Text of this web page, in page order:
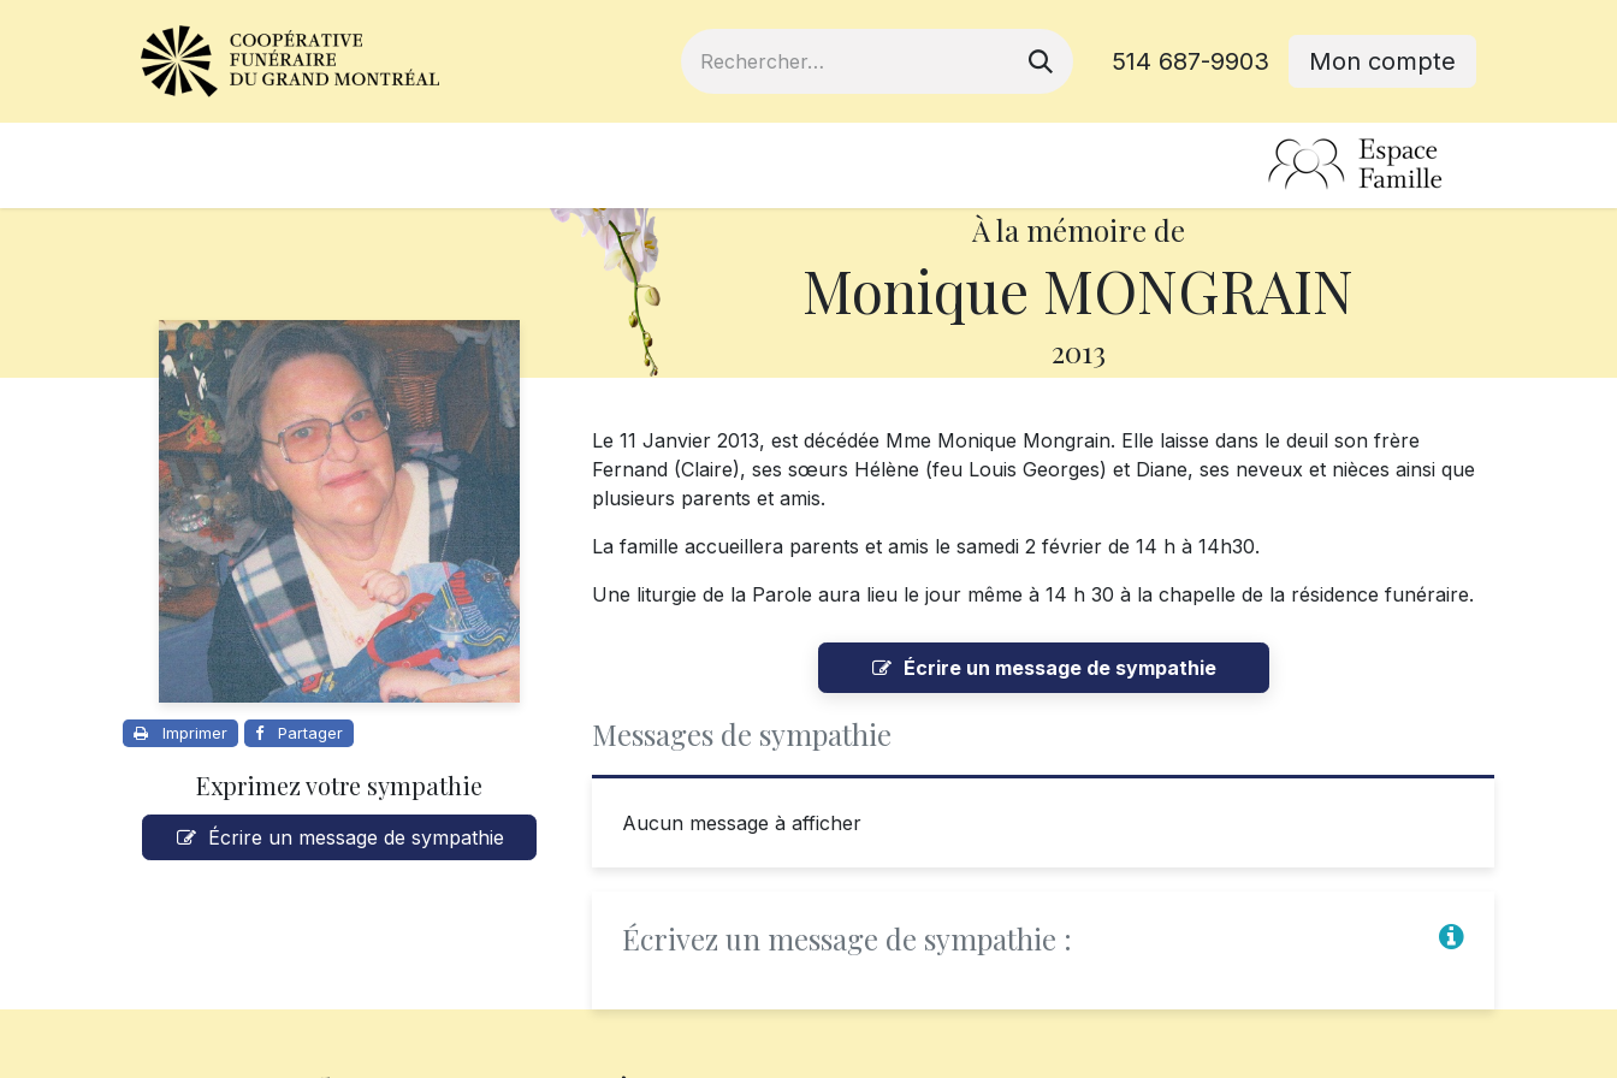
514 687-9903 Mon compte
À la mémoire de
Monique MONGRAIN
2013
Imprimer Partager
Exprimez votre sympathie
Écrire un message de sympathie
Le 11 Janvier 2013, est décédée Mme Monique Mongrain. Elle laisse dans le deuil son frère
Fernand (Claire), ses sœurs Hélène (feu Louis Georges) et Diane, ses neveux et nièces ainsi que
plusieurs parents et amis.
La famille accueillera parents et amis le samedi 2 février de 14 h à 14h30.
Une liturgie de la Parole aura lieu le jour même à 14 h 30 à la chapelle de la résidence funéraire.
Écrire un message de sympathie
Messages de sympathie
Aucun message à afficher
Écrivez un message de sympathie :